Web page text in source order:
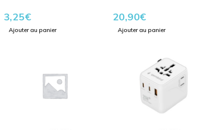
3,25€
Ajouter au panier
20,90€
Ajouter au panier